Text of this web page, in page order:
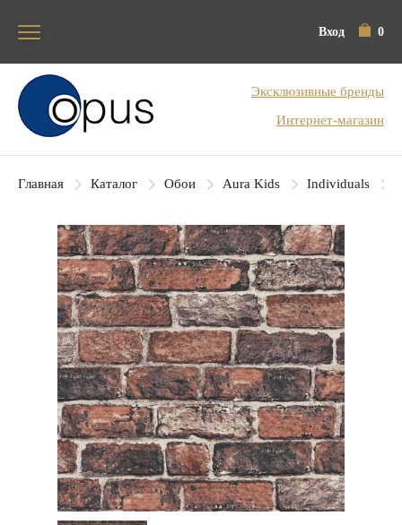
Вход 0
Блок поиска
Эксклюзивные бренды
Интернет-магазин
Главная Каталог Обои Aura Kids Individuals